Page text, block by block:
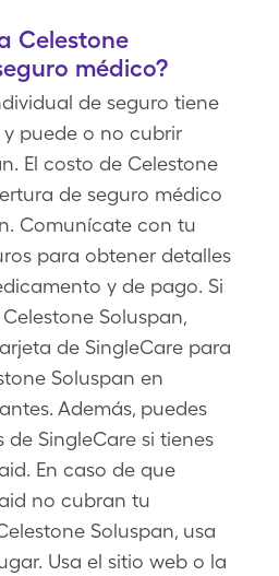
Celestone
médico?
de seguro tiene
puede o no cubrir
El costo de Celestone
de seguro médico
Comunícate con tu
para obtener detalles
y de pago. Si
Soluspan,
de SingleCare para
Soluspan en
Además, puedes
SingleCare si tienes
En caso de que
no cubran tu
Soluspan, usa
Usa el sitio web o la